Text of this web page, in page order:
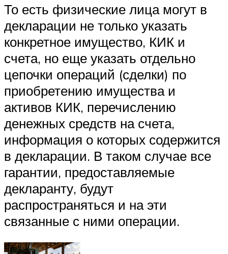
То есть физические лица могут в
декларации не только указать
конкретное имущество, КИК и
счета, но еще указать отдельно
цепочки операций (сделки) по
приобретению имущества и
активов КИК, перечислению
денежных средств на счета,
информация о которых содержится
в декларации. В таком случае все
гарантии, предоставляемые
декларанту, будут
распространяться и на эти
связанные с ними операции.